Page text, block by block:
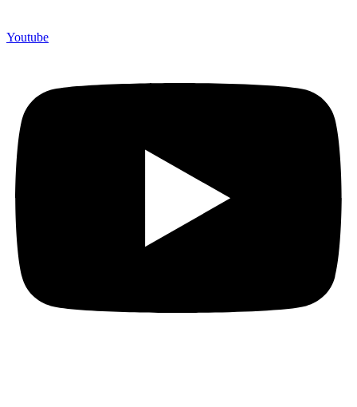
Youtube